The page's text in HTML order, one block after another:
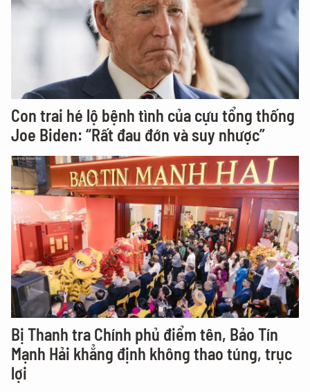
Con trai hé lộ bệnh tình của cựu tổng thống
Joe Biden: “Rất đau đớn và suy nhược”
Bị Thanh tra Chính phủ điểm tên, Bảo Tín
Mạnh Hải khẳng định không thao túng, trục
lợi